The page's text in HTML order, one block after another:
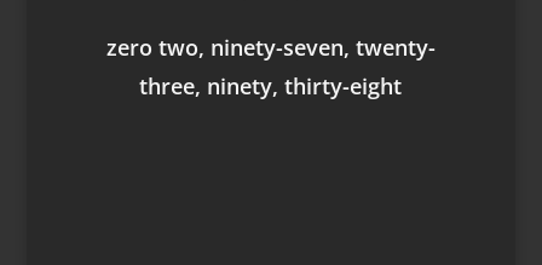
zero two, ninety-seven, twenty-
three, ninety, thirty-eight